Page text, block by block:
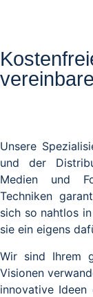
Unsere
und der
Medien und
Techniken
sich so nahtlos
sie ein eigens
Wir sind Ihrem
Visionen
innovative Ideen